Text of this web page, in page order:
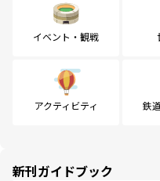
イベント・観戦
アクティビティ 鉄
新刊ガイドブック